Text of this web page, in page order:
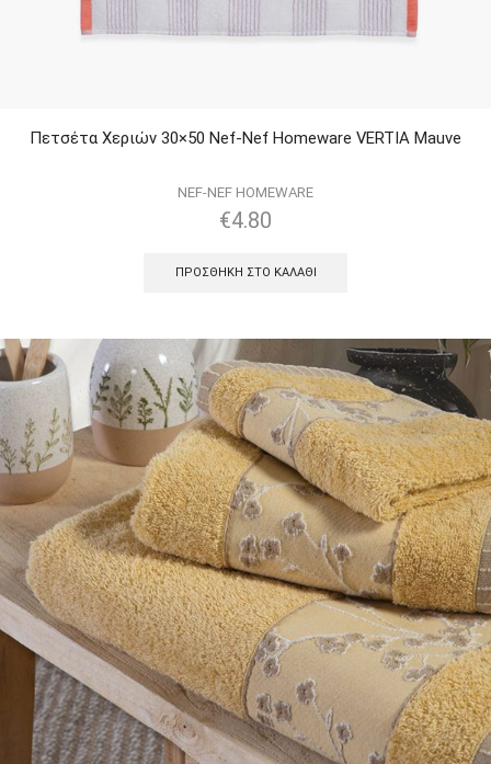
Πετσέτα Χεριών 30×50 Nef-Nef Homeware VERTIA Mauve
NEF-NEF HOMEWARE
€4.80
ΠΡΟΣΘΉΚΗ ΣΤΟ ΚΑΛΆΘΙ